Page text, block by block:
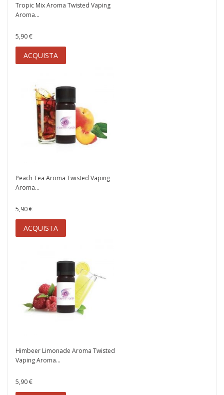
Tropic Mix Aroma Twisted Vaping
Aroma...
5,90 €
ACQUISTA
Peach Tea Aroma Twisted Vaping
Aroma...
5,90 €
ACQUISTA
Himbeer Limonade Aroma Twisted
Vaping Aroma...
5,90 €